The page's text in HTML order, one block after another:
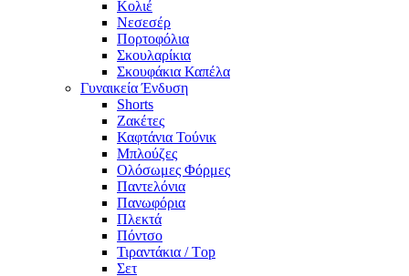
Κολιέ
Νεσεσέρ
Πορτοφόλια
Σκουλαρίκια
Σκουφάκια Καπέλα
Γυναικεία Ένδυση
Shorts
Ζακέτες
Καφτάνια Τούνικ
Μπλούζες
Ολόσωμες Φόρμες
Παντελόνια
Πανωφόρια
Πλεκτά
Πόντσο
Τιραντάκια / Τop
Σετ